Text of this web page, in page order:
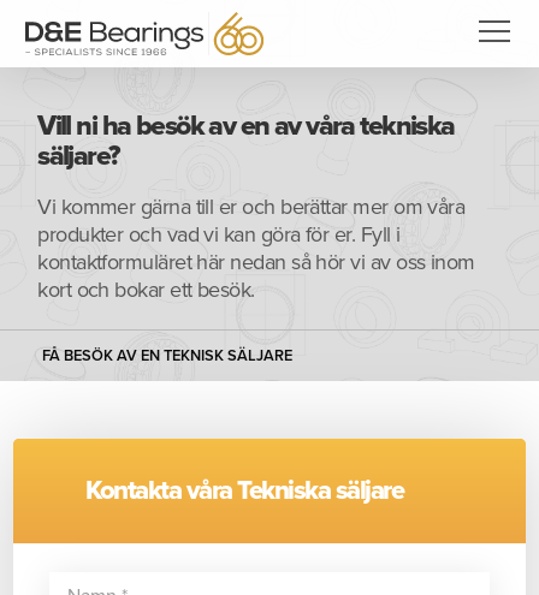
Vill ni ha besök av en av våra tekniska
säljare?
Vi kommer gärna till er och berättar mer om våra
produkter och vad vi kan göra för er. Fyll i
kontaktformuläret här nedan så hör vi av oss inom
kort och bokar ett besök.
FÅ BESÖK AV EN TEKNISK SÄLJARE
Kontakta våra Tekniska säljare